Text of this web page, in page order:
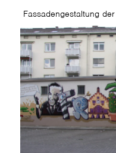
Fassadengestaltung